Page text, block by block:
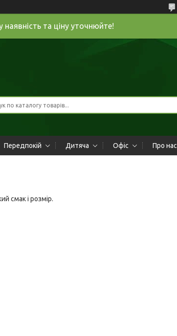
та ціну уточнюйте!
Передпокій Дитяча Офіс Про нас
смак і розмір.